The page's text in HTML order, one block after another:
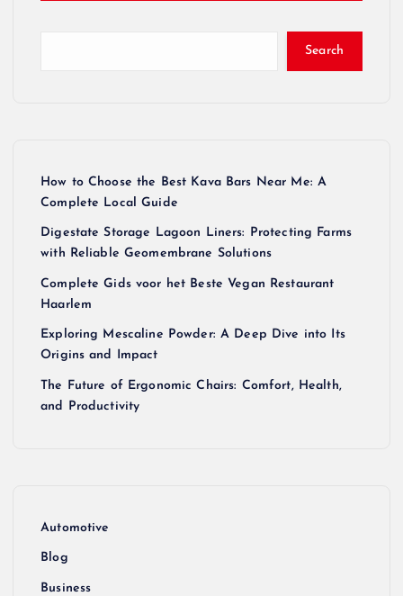
Search
How to Choose the Best Kava Bars Near Me: A
Complete Local Guide
Digestate Storage Lagoon Liners: Protecting Farms
with Reliable Geomembrane Solutions
Complete Gids voor het Beste Vegan Restaurant
Haarlem
Exploring Mescaline Powder: A Deep Dive into Its
Origins and Impact
The Future of Ergonomic Chairs: Comfort, Health,
and Productivity
Automotive
Blog
Business